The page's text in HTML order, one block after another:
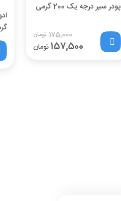
پودر سیر درجه یک 200 گرمی
175,000 تومان
157,500تومان